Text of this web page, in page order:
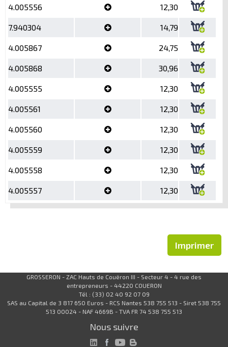
4.005556 12,30
7.940304 14,79
4.005867 24,75
4.005868 30,96
4.005555 12,30
4.005561 12,30
4.005560 12,30
4.005559 12,30
4.005558 12,30
4.005557 12,30
Imprimer
GROSSERON - ZAC Hauts de Couëron III - Secteur 4 - 4 rue des
entrepreneurs - 44220 COUERON
Tél : (33) 02 40 92 07 09
SAS au Capital de 3 817 650 Euros - RCS Nantes 538 755 513 - Siret 538 755
513 00024 - NAF 4669B - TVA FR 74 538 755 513
Nous suivre